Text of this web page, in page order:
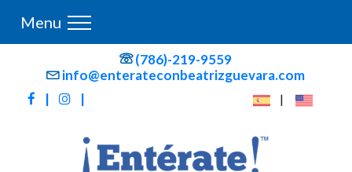
(786)-219-9559
info@enterateconbeatrizguevara.com
|
| |
Menu